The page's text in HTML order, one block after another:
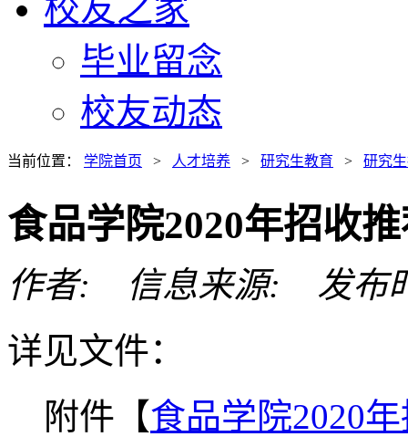
校友之家
毕业留念
校友动态
当前位置： 学院首页 > 人才培养 > 研究生教育 > 研究
食品学院2020年招收
作者: 信息来源: 发布
详见文件：
附件【食品学院2020